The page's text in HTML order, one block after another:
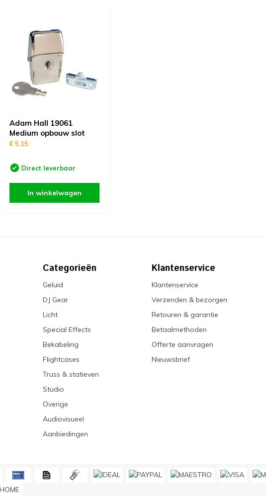
Adam Hall 19061
Medium opbouw slot
€ 5,15
Direct leverbaar
In winkelwagen
Categorieën
Geluid
DJ Gear
Licht
Special Effects
Bekabeling
Flightcases
Truss & statieven
Studio
Overige
Audiovisueel
Aanbiedingen
Klantenservice
Klantenservice
Verzenden & bezorgen
Retouren & garantie
Betaalmethoden
Offerte aanvragen
Nieuwsbrief